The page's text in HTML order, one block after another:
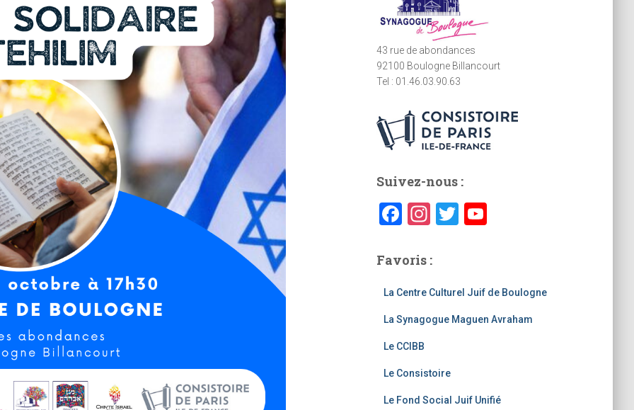
43 rue de abondances
92100 Boulogne Billancourt
Tel : 01.46.03.90.63
Suivez-nous :
F
c
e
b
o
o
k
In
a
gr
a
m
T
er
T
u
b
h
Favoris :
La Centre Culturel Juif de Boulogne
La Synagogue Maguen Avraham
Le CCIBB
Le Consistoire
Le Fond Social Juif Unifié